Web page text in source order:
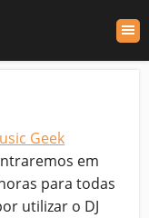
Geek
em
para todas
utilizar o DJ